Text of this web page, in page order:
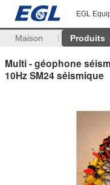
EGL
Maison Produits
Multi - géophone
10Hz SM24 séismique